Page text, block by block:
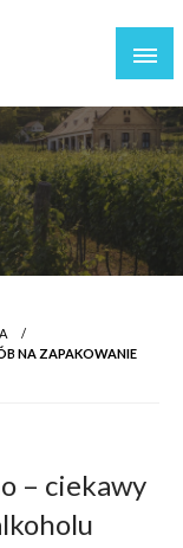
NA ZAPAKOWANIE
– ciekawy